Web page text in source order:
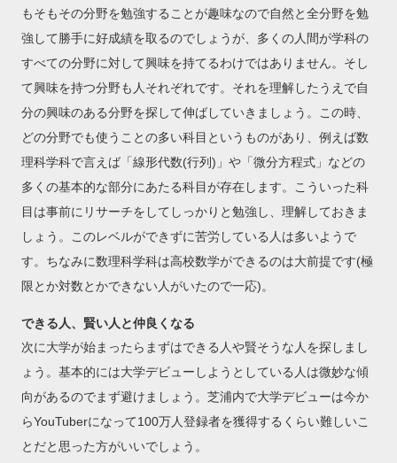
もそもその分野を勉強することが趣味なので自然と全分野を勉
強して勝手に好成績を取るのでしょうが、多くの人間が学科の
すべての分野に対して興味を持てるわけではありません。そし
て興味を持つ分野も人それぞれです。それを理解したうえで自
分の興味のある分野を探して伸ばしていきましょう。この時、
どの分野でも使うことの多い科目というものがあり、例えば数
理科学科で言えば「線形代数(行列)」や「微分方程式」などの
多くの基本的な部分にあたる科目が存在します。こういった科
目は事前にリサーチをしてしっかりと勉強し、理解しておきま
しょう。このレベルができずに苦労している人は多いようで
す。ちなみに数理科学科は高校数学ができるのは大前提です(極
限とか対数とかできない人がいたので一応)。
できる人、賢い人と仲良くなる
次に大学が始まったらまずはできる人や賢そうな人を探しまし
ょう。基本的には大学デビューしようとしている人は微妙な傾
向があるのでまず避けましょう。芝浦内で大学デビューは今か
らYouTuberになって100万人登録者を獲得するくらい難しいこ
とだと思った方がいいでしょう。